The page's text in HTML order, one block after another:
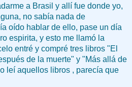
a Brasil y allí fue donde yo,
no sabía nada de
oído hablar de ello, pase un día
espirita, y esto me llamó la
entré y compré tres libros "El
de la muerte" y "Más allá de
leí aquellos libros , parecía que